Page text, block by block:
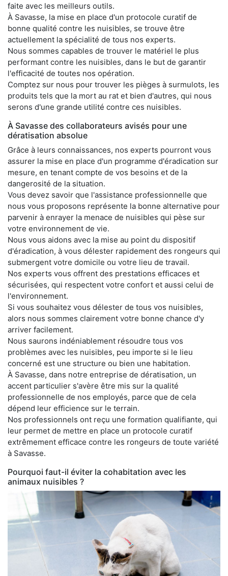
faite avec les meilleurs outils.
À Savasse, la mise en place d'un protocole curatif de
bonne qualité contre les nuisibles, se trouve être
actuellement la spécialité de tous nos experts.
Nous sommes capables de trouver le matériel le plus
performant contre les nuisibles, dans le but de garantir
l'efficacité de toutes nos opération.
Comptez sur nous pour trouver les pièges à surmulots, les
produits tels que la mort au rat et bien d'autres, qui nous
serons d'une grande utilité contre ces nuisibles.
À Savasse des collaborateurs avisés pour une
dératisation absolue
Grâce à leurs connaissances, nos experts pourront vous
assurer la mise en place d'un programme d'éradication sur
mesure, en tenant compte de vos besoins et de la
dangerosité de la situation.
Vous devez savoir que l'assistance professionnelle que
nous vous proposons représente la bonne alternative pour
parvenir à enrayer la menace de nuisibles qui pèse sur
votre environnement de vie.
Nous vous aidons avec la mise au point du dispositif
d'éradication, à vous délester rapidement des rongeurs qui
submergent votre domicile ou votre lieu de travail.
Nos experts vous offrent des prestations efficaces et
sécurisées, qui respectent votre confort et aussi celui de
l'environnement.
Si vous souhaitez vous délester de tous vos nuisibles,
alors nous sommes clairement votre bonne chance d'y
arriver facilement.
Nous saurons indéniablement résoudre tous vos
problèmes avec les nuisibles, peu importe si le lieu
concerné est une structure ou bien une habitation.
À Savasse, dans notre entreprise de dératisation, un
accent particulier s'avère être mis sur la qualité
professionnelle de nos employés, parce que de cela
dépend leur efficience sur le terrain.
Nos professionnels ont reçu une formation qualifiante, qui
leur permet de mettre en place un protocole curatif
extrêmement efficace contre les rongeurs de toute variété
à Savasse.
Pourquoi faut-il éviter la cohabitation avec les
animaux nuisibles ?